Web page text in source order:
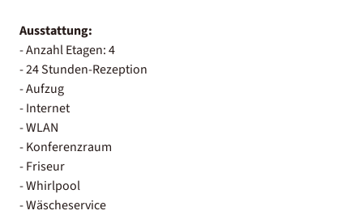
Ausstattung:
- Anzahl Etagen: 4
- 24 Stunden-Rezeption
- Aufzug
- Internet
- WLAN
- Konferenzraum
- Friseur
- Whirlpool
- Wäscheservice